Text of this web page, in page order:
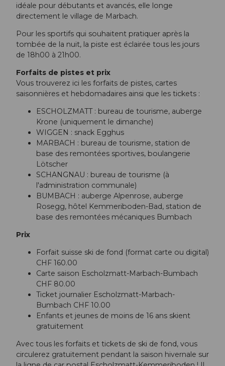
idéale pour débutants et avancés, elle longe
directement le village de Marbach.
Pour les sportifs qui souhaitent pratiquer après la
tombée de la nuit, la piste est éclairée tous les jours
de 18h00 à 21h00.
Forfaits de pistes et prix
Vous trouverez ici les forfaits de pistes, cartes
saisonnières et hebdomadaires ainsi que les tickets :
ESCHOLZMATT : bureau de tourisme, auberge
Krone (uniquement le dimanche)
WIGGEN : snack Egghus
MARBACH : bureau de tourisme, station de
base des remontées sportives, boulangerie
Lötscher
SCHANGNAU : bureau de tourisme (à
l'administration communale)
BUMBACH : auberge Alpenrose, auberge
Rosegg, hôtel Kemmeriboden-Bad, station de
base des remontées mécaniques Bumbach
Prix
Forfait suisse ski de fond (format carte ou digital)
CHF 160.00
Carte saison Escholzmatt-Marbach-Bumbach
CHF 80.00
Ticket journalier Escholzmatt-Marbach-
Bumbach CHF 10.00
Enfants et jeunes de moins de 16 ans skient
gratuitement
Avec tous les forfaits et tickets de ski de fond, vous
circulerez gratuitement pendant la saison hivernale sur